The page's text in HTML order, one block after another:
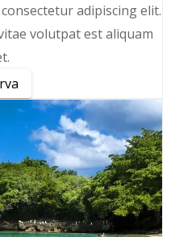
adipiscing elit.
volutpat est aliquam